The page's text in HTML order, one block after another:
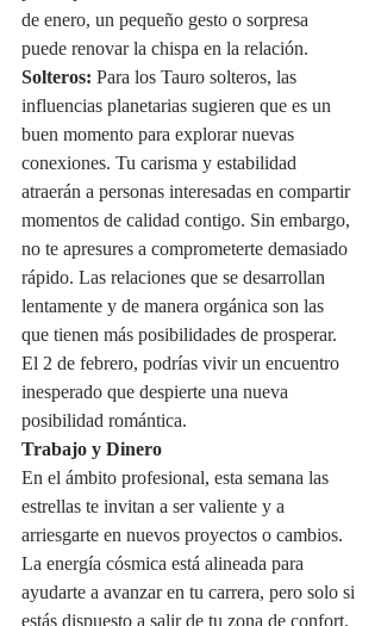
de enero, un pequeño gesto o sorpresa
puede renovar la chispa en la relación.
Solteros: Para los Tauro solteros, las
influencias planetarias sugieren que es un
buen momento para explorar nuevas
conexiones. Tu carisma y estabilidad
atraerán a personas interesadas en compartir
momentos de calidad contigo. Sin embargo,
no te apresures a comprometerte demasiado
rápido. Las relaciones que se desarrollan
lentamente y de manera orgánica son las
que tienen más posibilidades de prosperar.
El 2 de febrero, podrías vivir un encuentro
inesperado que despierte una nueva
posibilidad romántica.
Trabajo y Dinero
En el ámbito profesional, esta semana las
estrellas te invitan a ser valiente y a
arriesgarte en nuevos proyectos o cambios.
La energía cósmica está alineada para
ayudarte a avanzar en tu carrera, pero solo si